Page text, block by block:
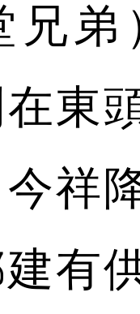
兄弟
東
祥
有